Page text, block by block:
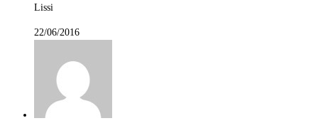
Lissi
22/06/2016